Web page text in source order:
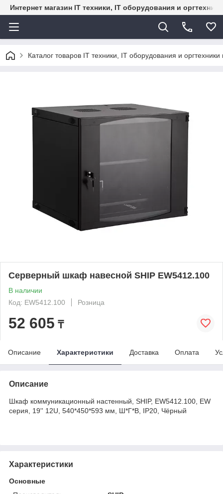
Интернет магазин IT техники, IT оборудования и
Каталог товаров IT техники, IT оборудования и
Серверный шкаф навесной SHIP EW5412.100
В наличии
Код: EW5412.100
Розница
52 605 ₸
Описание Характеристики Доставка Оплата
Описание
Шкаф коммуникационный настенный, SHIP, EW5412.100, EW
серия, 19'' 12U, 540*450*593 мм, Ш*Г*В, IP20, Чёрный
Характеристики
Основные